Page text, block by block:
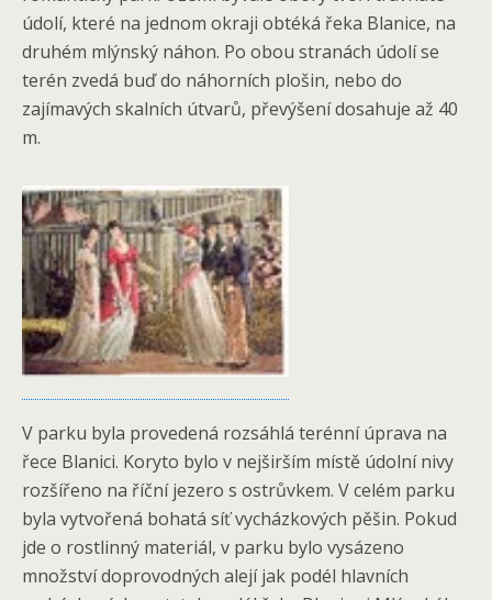
údolí, které na jednom okraji obtéká řeka Blanice, na
druhém mlýnský náhon. Po obou stranách údolí se
terén zvedá buď do náhorních plošin, nebo do
zajímavých skalních útvarů, převýšení dosahuje až 40
m.
V parku byla provedená rozsáhlá terénní úprava na
řece Blanici. Koryto bylo v nejširším místě údolní nivy
rozšířeno na říční jezero s ostrůvkem. V celém parku
byla vytvořená bohatá síť vycházkových pěšin. Pokud
jde o rostlinný materiál, v parku bylo vysázeno
množství doprovodných alejí jak podél hlavních